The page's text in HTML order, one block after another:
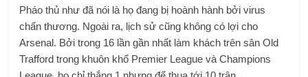
Pháo thủ như đã nói là họ đang bị hoành hành bởi virus
chấn thương. Ngoài ra, lịch sử cũng không có lợi cho
Arsenal. Bởi trong 16 lần gần nhất làm khách trên sân Old
Trafford trong khuôn khổ Premier League và Champions